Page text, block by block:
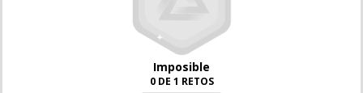
Imposible
0 DE 1 RETOS